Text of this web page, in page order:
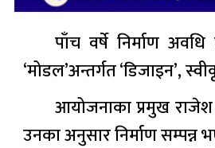
पाँच वर्षे निर्माण
‘मोडल’अन्तर्गत ‘डिजाइन’,
आयोजनाका प्रमुख राजेश
उनका अनुसार निर्माण सम्पन्न